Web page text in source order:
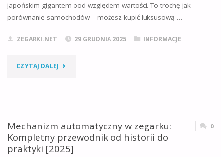
japońskim gigantem pod względem wartości. To trochę jak
porównanie samochodów – możesz kupić luksusową …
ZEGARKI.NET 29 GRUDNIA 2025 INFORMACJE
CZYTAJ DALEJ "CZY
DOBRE
ZEGARKI?
Mechanizm automatyczny w zegarku:
Kompletny przewodnik od historii do
praktyki [2025]
0